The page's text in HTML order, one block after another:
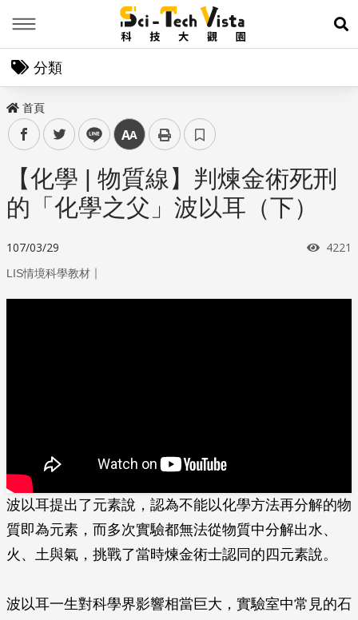
展
分類
首頁
facebooktwitter line 中
【化學 | 物質線】判煉金術死刑
的「化學之父」波以耳（下）
107/03/29 瀏覽
4221
LIS情境科學教材 ｜
波以耳提出了元素說，認為不能以化學方法再分解的物
質即為元素，而多次實驗都無法從物質中分解出水、
火、土與氣，挑戰了當時煉金術士認同的四元素說。
波以耳一生對科學界影響相當巨大，實驗室中常見的石